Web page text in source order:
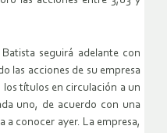
seguirá adelante con
las acciones de su empresa
títulos en circulación a un
uno, de acuerdo con una
a conocer ayer. La empresa,